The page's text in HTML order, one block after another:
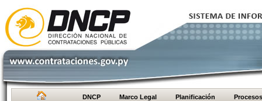
DNCP Marco Legal Planificación Procesos